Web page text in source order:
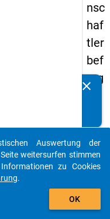
nsc
haf
tler
bef
rag
20
16
2.5
clear
auto_stories
add_shopping_cart
Auswertung der
weitersurfen stimmen
zu Cookies
.
OK